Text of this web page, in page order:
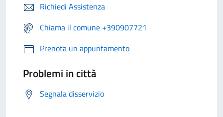
Richiedi Assistenza
Chiama il comune +390907721
Prenota un appuntamento
Problemi in città
Segnala disservizio